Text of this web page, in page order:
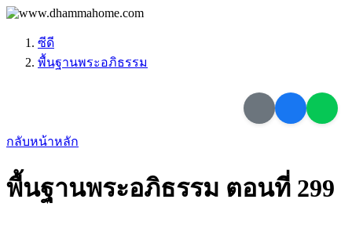
ซีดี
พื้นฐานพระอภิธรรม
กลับหน้าหลัก
พื้นฐานพระอภิธรรม ตอนที่ 299